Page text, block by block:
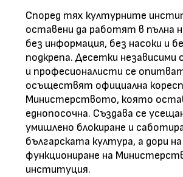
Според тях културните
оставени да работят в пълна
без информация, без насоки и
подкрепа. Десетки независими
и професионалисти се
осъществят официална
Министерството, която
еднопосочна. Създава се
умишлено блокиране и
българската култура, а дори
функциониране на
институция.